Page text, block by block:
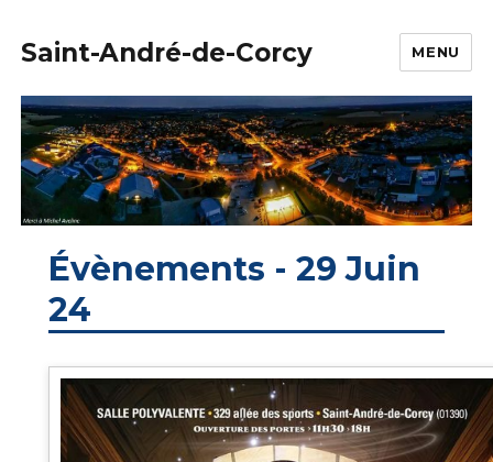
Saint-André-de-Corcy MENU
Évènements - 29 Juin
24